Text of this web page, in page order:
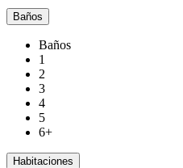
Baños
Baños
1
2
3
4
5
6+
Habitaciones